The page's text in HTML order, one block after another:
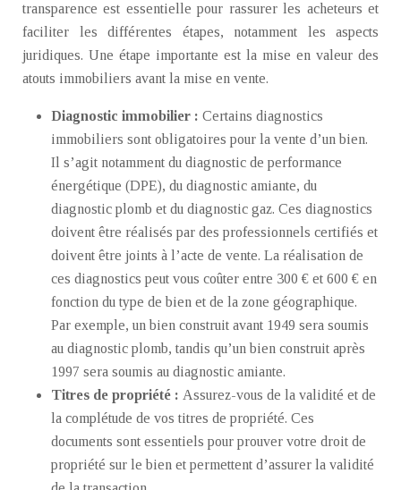
transparence est essentielle pour rassurer les acheteurs et
faciliter les différentes étapes, notamment les aspects
juridiques. Une étape importante est la mise en valeur des
atouts immobiliers avant la mise en vente.
Diagnostic immobilier : Certains diagnostics
immobiliers sont obligatoires pour la vente d’un bien.
Il s’agit notamment du diagnostic de performance
énergétique (DPE), du diagnostic amiante, du
diagnostic plomb et du diagnostic gaz. Ces diagnostics
doivent être réalisés par des professionnels certifiés et
doivent être joints à l’acte de vente. La réalisation de
ces diagnostics peut vous coûter entre 300 € et 600 € en
fonction du type de bien et de la zone géographique.
Par exemple, un bien construit avant 1949 sera soumis
au diagnostic plomb, tandis qu’un bien construit après
1997 sera soumis au diagnostic amiante.
Titres de propriété : Assurez-vous de la validité et de
la complétude de vos titres de propriété. Ces
documents sont essentiels pour prouver votre droit de
propriété sur le bien et permettent d’assurer la validité